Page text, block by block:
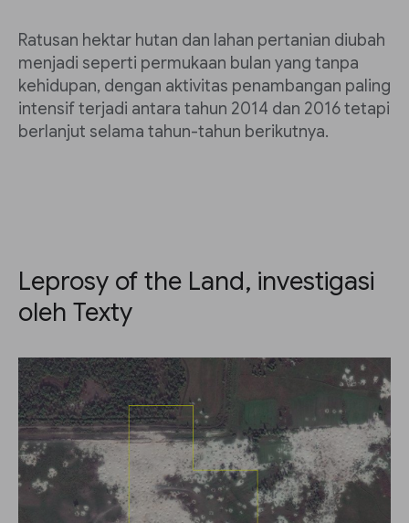
Ratusan hektar hutan dan lahan pertanian diubah
menjadi seperti permukaan bulan yang tanpa
kehidupan, dengan aktivitas penambangan paling
intensif terjadi antara tahun 2014 dan 2016 tetapi
berlanjut selama tahun-tahun berikutnya.
Leprosy of the Land, investigasi
oleh Texty